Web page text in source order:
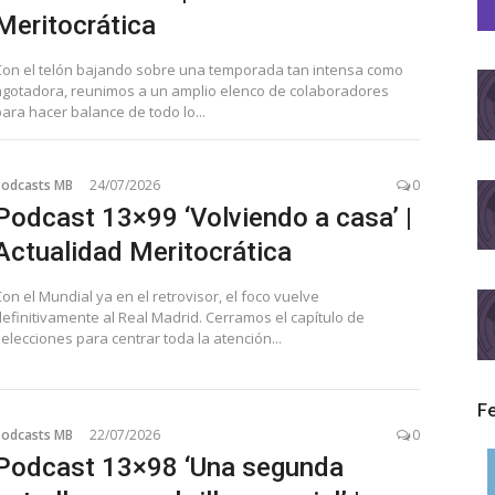
el telón bajando sobre una temporada tan intensa como
reunimos a un amplio elenco de colaboradores
hacer balance de todo lo...
MB 24/07/2026 0
13×99 ‘Volviendo a casa’ |
Meritocrática
el Mundial ya en el retrovisor, el foco vuelve
al Real Madrid. Cerramos el capítulo de
para centrar toda la atención...
MB 22/07/2026 0
13×98 ‘Una segunda